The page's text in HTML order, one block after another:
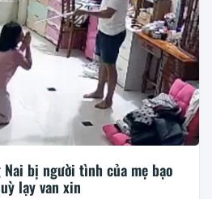
Nai bị người tình của mẹ bạo
lạy van xin